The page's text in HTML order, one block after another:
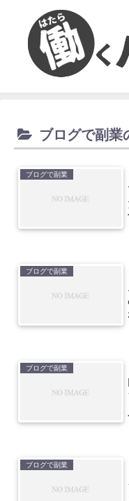
ブログで副業
ブログで副業
ブログで副業
ブログで副業
ブログで副業